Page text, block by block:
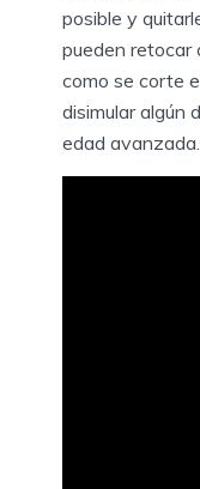
posible y
pueden retocar
como se corte
disimular algún
edad avanzada.